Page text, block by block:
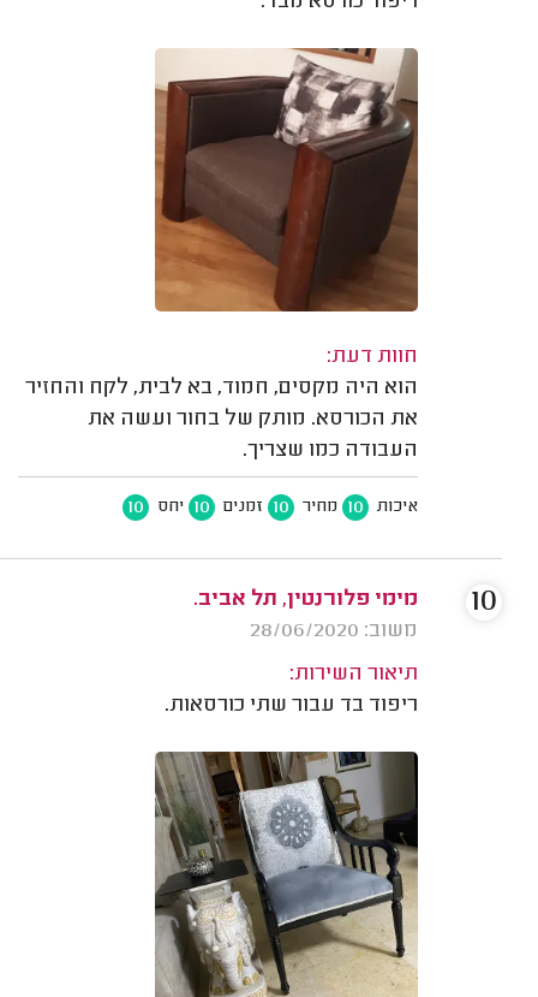
חוות דעת:
הוא היה מקסים, חמוד, בא לבית, לקח והחזיר
את הכורסא. מותק של בחור ועשה את
העבודה כמו שצריך.
איכות 10 מחיר 10 זמנים 10 יחס 10
מימי פלורנטין, תל אביב.
משוב: 28/06/2020
תיאור השירות:
ריפוד בד עבור שתי כורסאות.
10